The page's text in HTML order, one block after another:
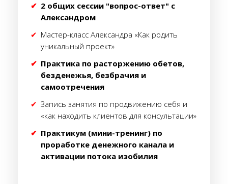
2 общих сессии "вопрос-ответ" с
Александром
Мастер-класс Александра «Как родить
уникальный проект»
Практика по расторжению обетов,
безденежья, безбрачия и
самоотречения
Запись занятия по продвижению себя и
«как находить клиентов для консультации»
Практикум (мини-тренинг) по
проработке денежного канала и
активации потока изобилия